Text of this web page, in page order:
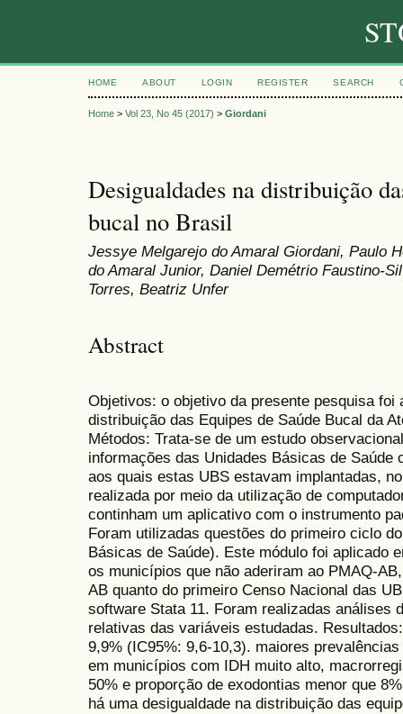
HOME ABOUT LOGIN REGISTER SEARCH
Home > Vol 23, No 45 (2017) > Giordani
Desigualdades na distribuição
bucal no Brasil
Jessye Melgarejo do Amaral Giordani, Paulo
do Amaral Junior, Daniel Demétrio Faustino-
Torres, Beatriz Unfer
Abstract
Objetivos: o objetivo da presente pesquisa foi
distribuição das Equipes de Saúde Bucal da
Métodos: Trata-se de um estudo
informações das Unidades Básicas de
aos quais estas UBS estavam implantadas,
realizada por meio da utilização de
continham um aplicativo com o instrumento
Foram utilizadas questões do primeiro ciclo
Básicas de Saúde). Este módulo foi aplicado
os municípios que não aderiram ao PMAQ-
AB quanto do primeiro Censo Nacional das
software Stata 11. Foram realizadas análises
relativas das variáveis estudadas.
9,9% (IC95%: 9,6-10,3). maiores
em municípios com IDH muito alto,
50% e proporção de exodontias menor que
há uma desigualdade na distribuição das